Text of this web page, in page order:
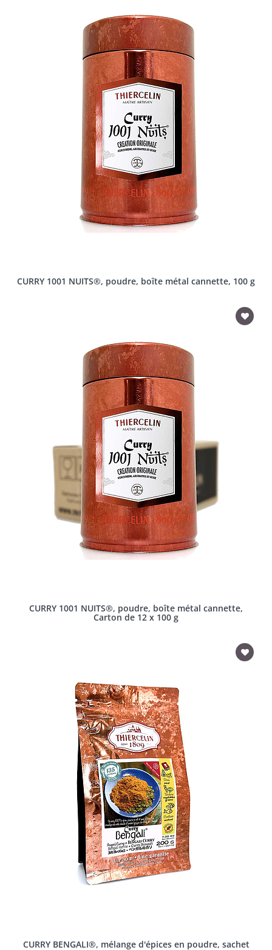
CURRY 1001 NUITS®, poudre, boîte métal cannette, 100 g
CURRY 1001 NUITS®, poudre, boîte métal cannette,
Carton de 12 x 100 g
CURRY BENGALI®, mélange d'épices en poudre, sachet